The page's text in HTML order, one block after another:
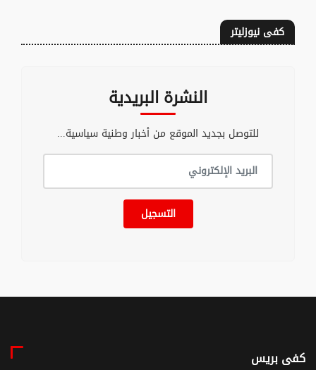
كفى نيوزليتر
النشرة البريدية
للتوصل بجديد الموقع من أخبار وطنية سياسية...
التسجيل
كفى بريس